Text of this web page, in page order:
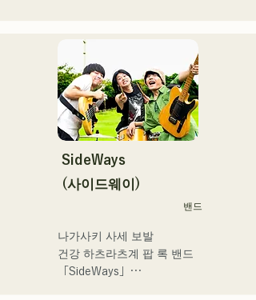
て」、FBS「福岡く
ん。」、「発見らくちゃ
く！」やFUKUOKA
STREET PARTY、
Hannibal Halloween Music
Festival ,sunset live2019、
鷹祭Summer Boostイベン
トステージにも出演。MCと
してはRugby World
cup2019 Public viewing、競
輪日本一ダービーの場内ア
ナウンス、ラグビー女子日
本代表世界大会スタジアム
ードの繊細さを併せ持つ楽
曲を届けている。
コンセプトは、「等身大の
ままで。僕とあなたのため
の音楽を。」気持ちが落ち
まう時こそ聴いてほしい。
自分自身も迷いや葛藤を抱
作り物ではなく、ありのま
まの感情や言葉をそのまま
音楽にしている。
SideWays
(사이드웨이)
밴드
나가사키 사세 보발
건강 하츠라츠계 팝 록 밴드
「SideWays」